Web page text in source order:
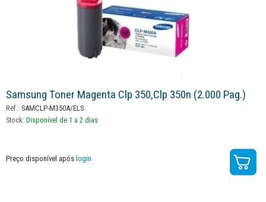
Samsung Toner Magenta Clp 350,clp 350n (2.000 Pag.)
Ref.: SAMCLP-M350A/ELS
Stock: Disponível de 1 a 2 dias
Preço disponível após login